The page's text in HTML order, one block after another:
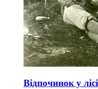
Відпочинок у лісі